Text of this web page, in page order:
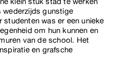
wederzijds gunstige
was er een unieke
om hun kunnen en
van de school. Het
en grafsche